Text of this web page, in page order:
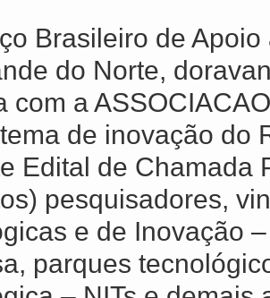
Brasileiro de
do Norte,
com a
de inovação do
Edital de Chamada
pesquisadores,
e de Inovação
parques